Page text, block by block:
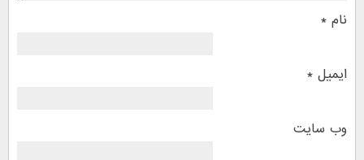
نام *
ایمیل *
وب‌ سایت